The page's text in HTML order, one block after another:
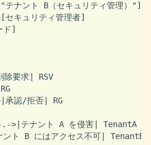
ナント B（セキュリティ管理）"]
キュリティ管理者]
]
要求| RSV
認/拒否| RG
>|テナント A を侵害| TenantA
ト B にはアクセス不可| TenantB